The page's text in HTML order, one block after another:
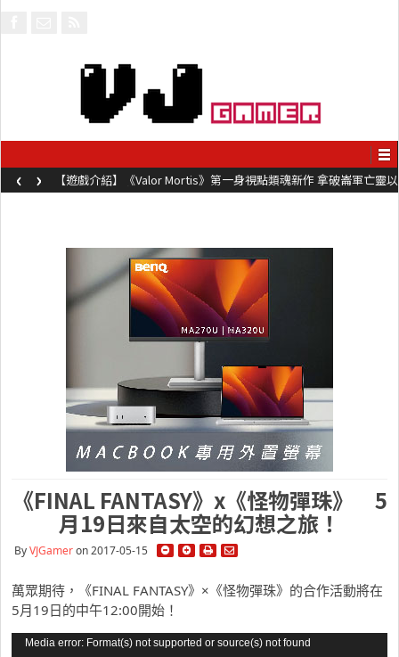
【遊戲介紹】《Valor Mortis》第一身視點類魂新作 拿破崙軍亡靈以
槍械劍與魔法殺敵
‹ ›
《FINAL FANTASY》x《怪物彈珠》 5
月19日來自太空的幻想之旅！
ByVJGameron 2017-05-15
萬眾期待，《FINAL FANTASY》×《怪物彈珠》的合作活動將在
5月19日的中午12:00開始！
Media error: Format(s) not supported or source(s) not found